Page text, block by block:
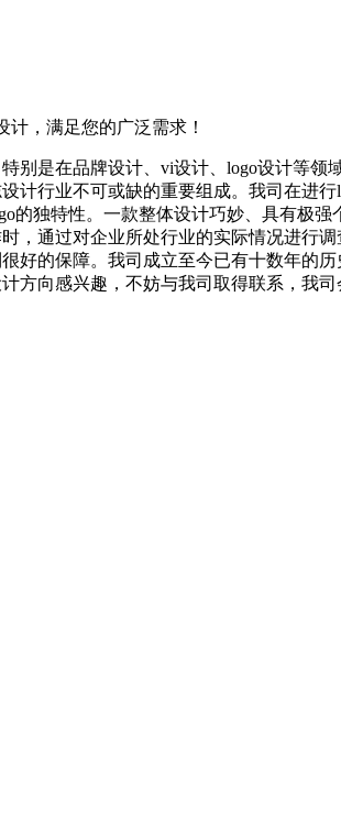
，满足您的广泛需求！
别是在品牌设计、vi设计、logo设计等
计行业不可或缺的重要组成。我司在进
的独特性。一款整体设计巧妙、具有极
，通过对企业所处行业的实际情况进行
好的保障。我司成立至今已有十数年的
向感兴趣，不妨与我司取得联系，我司